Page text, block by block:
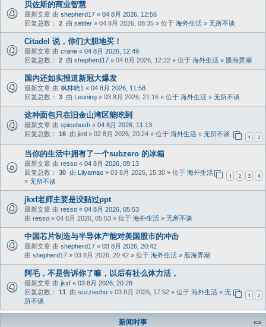
贝佐斯的商业智慧
最新文章 由 shepherd17 « 04 8月 2026, 12:56
回复总数： 2 由 settler » 04 8月 2026, 08:35 » 位于 海外生活 » 无所不谈
Citadel 说，你们大胆地买！
最新文章 由 crane « 04 8月 2026, 12:49
回复总数： 2 由 shepherd17 » 04 8月 2026, 12:22 » 位于 海外生活 » 股海弄潮
国内还如实报道新冠大爆发
最新文章 由 枫林晓1 « 04 8月 2026, 11:58
回复总数： 3 由 Leuning » 03 8月 2026, 21:16 » 位于 海外生活 » 无所不谈
这种面包只在旧金山湾区能吃到
最新文章 由 spicebush « 04 8月 2026, 11:13
回复总数： 16 1 2
由 jiml » 02 8月 2026, 20:24 » 位于 海外生活 » 无所不谈
当你的生活中拥有了一个subzero 的冰箱
最新文章 由 resso « 04 8月 2026, 09:13
回复总数： 30 1 2 3 4
由 Lilyamao » 03 8月 2026, 15:30 » 位于 海外生活
» 无所不谈
jkxf老师主要是没贴过ppt
最新文章 由 resso « 04 8月 2026, 05:53
由 resso » 04 8月 2026, 05:53 » 位于 海外生活 » 无所不谈
中国芯片制造与半导体产能对美国股市的冲击
最新文章 由 shepherd17 « 03 8月 2026, 20:42
由 shepherd17 » 03 8月 2026, 20:42 » 位于 海外生活 » 股海弄潮
阿毛，不是告诉你了嘛，以后有社么体力活，
最新文章 由 jkxf « 03 8月 2026, 20:28
回复总数： 11 1 2
由 suzziechu » 03 8月 2026, 17:52 » 位于 海外生活 » 无
所不谈
新闻时事